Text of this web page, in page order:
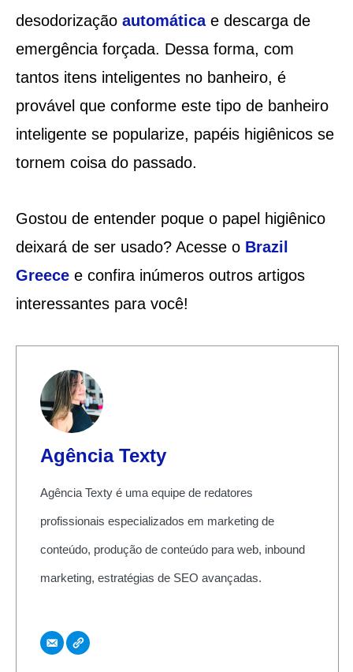
desodorizaçãoautomáticae descarga de
emergência forçada. Dessa forma, com
tantos itens inteligentes no banheiro, é
provável que conforme este tipo de banheiro
inteligente se popularize, papéis higiênicos se
tornem coisa do passado.
Gostou de entender poque o papel higiênico
deixará de ser usado? Acesse o Brazil
Greecee confira inúmeros outros artigos
interessantes para você!
Agência Texty
Agência Texty é uma equipe de redatores
profissionais especializados em marketing de
conteúdo, produção de conteúdo para web, inbound
marketing, estratégias de SEO avançadas.